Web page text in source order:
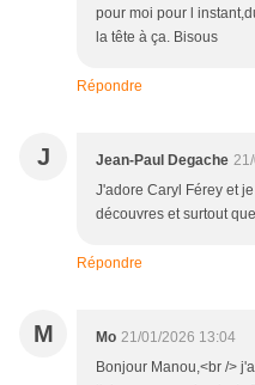
pour moi pour l
la tête à ça. Bisous
Répondre
J Jean-Paul Degache
J'adore Caryl Férey et
découvres et surtout
Répondre
M Mo 21/01/2026 13:04
Bonjour Manou,<br />